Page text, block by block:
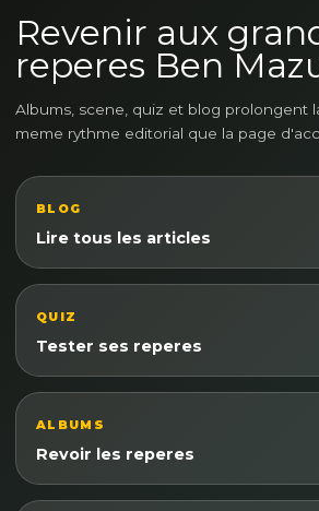
Revenir aux
reperes Ben
Albums, scene, quiz et blog prolongent
meme rythme editorial que la page
BLOG
Lire tous les articles
QUIZ
Tester ses reperes
ALBUMS
Revoir les reperes